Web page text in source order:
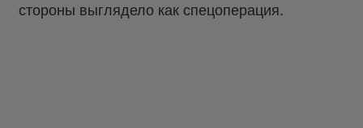
стороны выглядело как спецоперация.